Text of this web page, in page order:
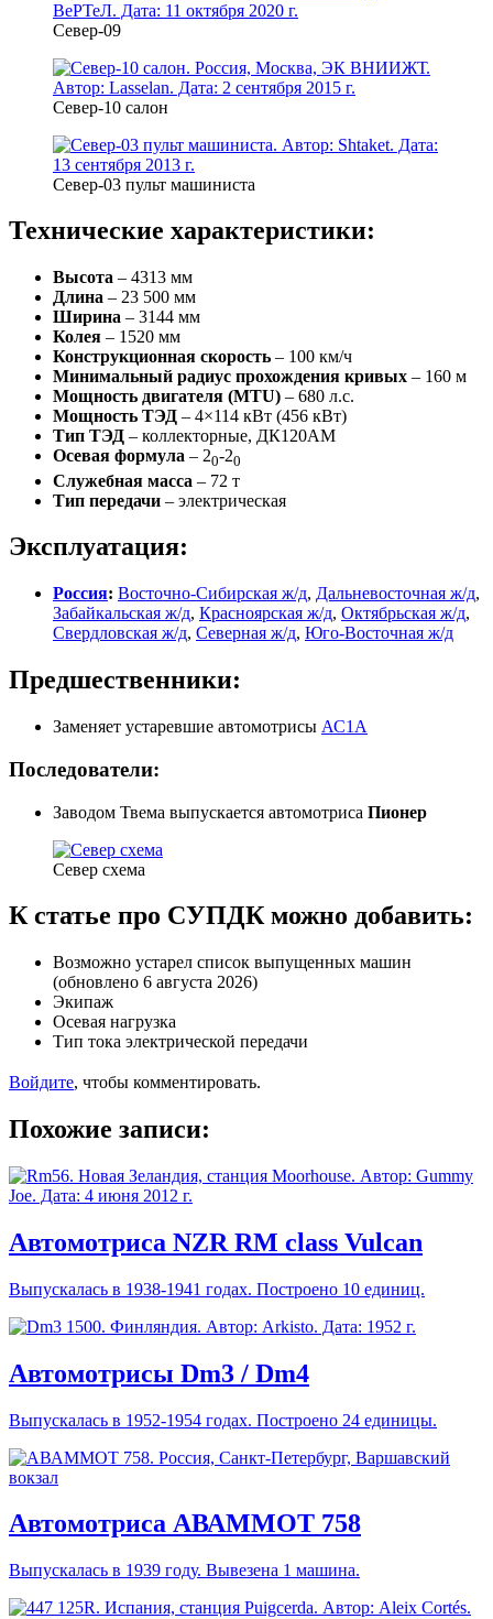
Север-09
Север-10 салон
Север-03 пульт машиниста
Технические характеристики:
Высота – 4313 мм
Длина – 23 500 мм
Ширина – 3144 мм
Колея – 1520 мм
Конструкционная скорость – 100 км/ч
Минимальный радиус прохождения кривых – 160 м
Мощность двигателя (MTU) – 680 л.с.
Мощность ТЭД – 4×114 кВт (456 кВт)
Тип ТЭД – коллекторные, ДК120АМ
Осевая формула – 20-20
Служебная масса – 72 т
Тип передачи – электрическая
Эксплуатация:
Россия: Восточно-Сибирская ж/д, Дальневосточная ж/д,
Забайкальская ж/д, Красноярская ж/д, Октябрьская ж/д,
Свердловская ж/д, Северная ж/д, Юго-Восточная ж/д
Предшественники:
Заменяет устаревшие автомотрисы АС1А
Последователи:
Заводом Твема выпускается автомотриса Пионер
Север схема
К статье про СУПДК можно добавить:
Возможно устарел список выпущенных машин
(обновлено 6 августа 2026)
Экипаж
Осевая нагрузка
Тип тока электрической передачи
Войдите, чтобы комментировать.
Похожие записи:
Автомотриса NZR RM class Vulcan
Выпускалась в 1938-1941 годах. Построено 10 единиц.
Автомотрисы Dm3 / Dm4
Выпускалась в 1952-1954 годах. Построено 24 единицы.
Автомотриса АВАММОТ 758
Выпускалась в 1939 году. Вывезена 1 машина.